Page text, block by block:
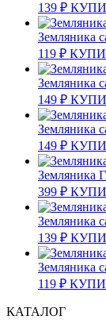
139 ₽
Земляника
119 ₽
Земляника
149 ₽
Земляника
149 ₽
Земляника
399 ₽
Земляника
139 ₽
Земляника
119 ₽
КАТАЛОГ